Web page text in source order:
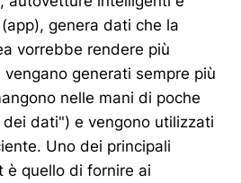
genera dati che la
vorrebbe rendere più
generati sempre più
nelle mani di poche
dati") e vengono utilizzati
Uno dei principali
è quello di fornire ai